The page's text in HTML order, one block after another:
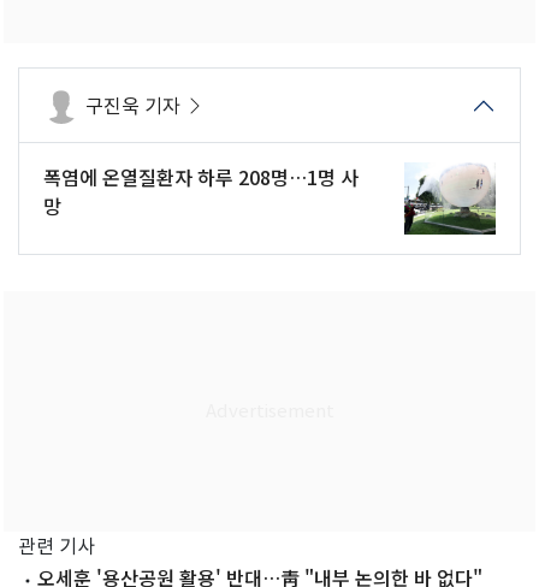
구진욱 기자
폭염에 온열질환자 하루 208명…1명 사
망
관련 기사
오세훈 '용산공원 활용' 반대…靑 "내부 논의한 바 없다"